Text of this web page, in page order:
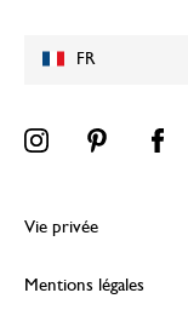
FR
Vie privée
Mentions légales